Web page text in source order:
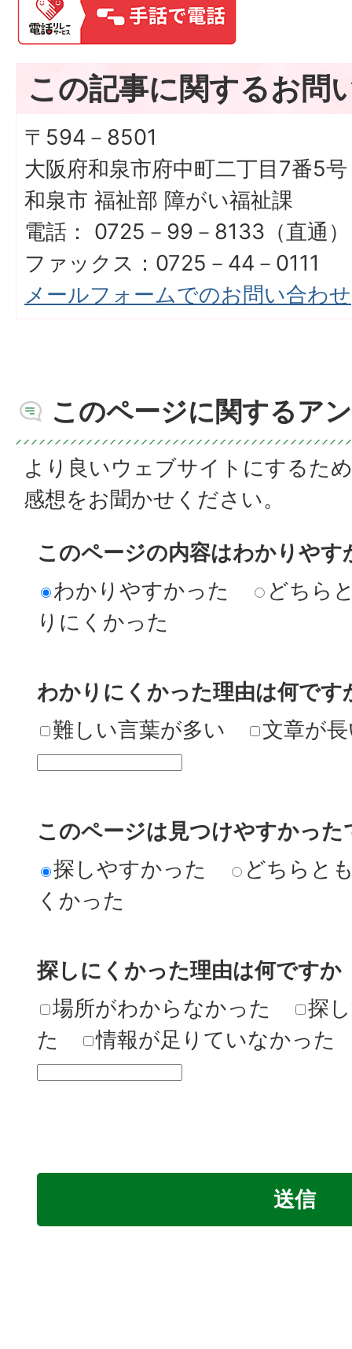
この記事に関するお問
〒594－8501
大阪府和泉市府中町二丁目7番5号
和泉市 福祉部 障がい福祉課
電話： 0725－99－8133（直通）
ファックス：0725－44－0111
メールフォームでのお問い合わせ
このページに関するア
より良いウェブサイトにするた
感想をお聞かせください。
このページの内容はわかりやす
わかりやすかった
どちら
りにくかった
わかりにくかった理由は何です
難しい言葉が多い
文章が
このページは見つけやすかった
探しやすかった
どちらと
くかった
探しにくかった理由は何ですか
場所がわからなかった
探
た
情報が足りていなかった